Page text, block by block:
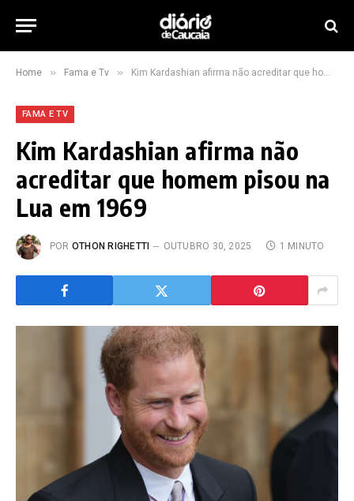
Home » Fama e Tv » Kim Kardashian afirma não acreditar que homem pisou na Lua em 1969
FAMA E TV
Kim Kardashian afirma não
acreditar que homem pisou na
Lua em 1969
POR OTHON RIGHETTI OUTUBRO 30, 2025 1 MINUTO